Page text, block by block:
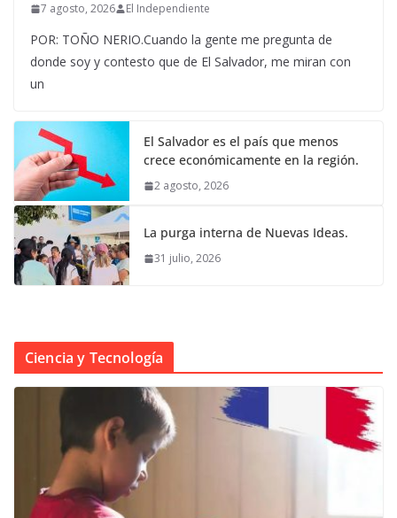
7 agosto, 2026 El Independiente
POR: TOÑO NERIO.Cuando la gente me pregunta de
donde soy y contesto que de El Salvador, me miran con
un
El Salvador es el país que menos
crece económicamente en la región.
2 agosto, 2026
La purga interna de Nuevas Ideas.
31 julio, 2026
Ciencia y Tecnología